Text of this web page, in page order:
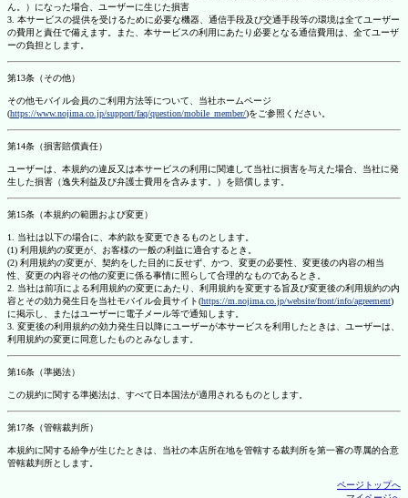
ん。）になった場合、ユーザーに生じた損害
3. 本サービスの提供を受けるために必要な機器、通信手段及び交通手段等の環境は全てユーザー
の費用と責任で備えます。また、本サービスの利用にあたり必要となる通信費用は、全てユーザ
ーの負担とします。
第13条（その他）
その他モバイル会員のご利用方法等について、当社ホームページ
(https://www.nojima.co.jp/support/faq/question/mobile_member/)をご参照ください。
第14条（損害賠償責任）
ユーザーは、本規約の違反又は本サービスの利用に関連して当社に損害を与えた場合、当社に発
生した損害（逸失利益及び弁護士費用を含みます。）を賠償します。
第15条（本規約の範囲および変更）
1. 当社は以下の場合に、本約款を変更できるものとします。
(1) 利用規約の変更が、お客様の一般の利益に適合するとき。
(2) 利用規約の変更が、契約をした目的に反せず、かつ、変更の必要性、変更後の内容の相当
性、変更の内容その他の変更に係る事情に照らして合理的なものであるとき。
2. 当社は前項による利用規約の変更にあたり、利用規約を変更する旨及び変更後の利用規約の内
容とその効力発生日を当社モバイル会員サイト(https://m.nojima.co.jp/website/front/info/agreement)
に掲示し、またはユーザーに電子メール等で通知します。
3. 変更後の利用規約の効力発生日以降にユーザーが本サービスを利用したときは、ユーザーは、
利用規約の変更に同意したものとみなします。
第16条（準拠法）
この規約に関する準拠法は、すべて日本国法が適用されるものとします。
第17条（管轄裁判所）
本規約に関する紛争が生じたときは、当社の本店所在地を管轄する裁判所を第一審の専属的合意
管轄裁判所とします。
ページトップへ